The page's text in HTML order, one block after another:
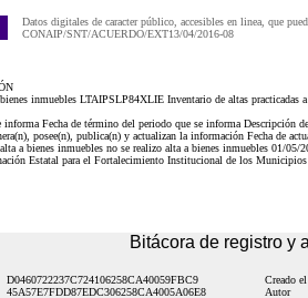
Datos digitales de caracter público, accesibles en linea, que
CONAIP/SNT/ACUERDO/EXT13/04/2016-08
inmuebles LTAIPSLP84XLIE Inventario de altas practicadas
Fecha de término del periodo que se informa Descripción
posee(n), publica(n) y actualizan la información Fecha de
a bienes inmuebles no se realizo alta a bienes inmuebles 01/
Estatal para el Fortalecimiento Institucional de los
Bitácora de registro y
D0460722237C724106258CA40059FBC9 Creado el
45A57E7FDD87EDC306258CA4005A06E8 Autor